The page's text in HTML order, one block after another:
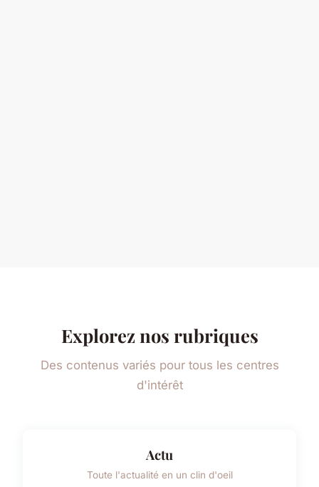
Explorez nos rubriques
Des contenus variés pour tous les centres
d'intérêt
Actu
Toute l'actualité en un clin d'oeil